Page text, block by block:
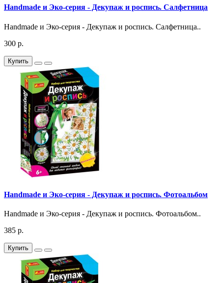
Handmade и Эко-серия - Декупаж и роспись. Салфетница
Handmade и Эко-серия - Декупаж и роспись. Салфетница..
300 р.
Купить
Handmade и Эко-серия - Декупаж и роспись. Фотоальбом
Handmade и Эко-серия - Декупаж и роспись. Фотоальбом..
385 р.
Купить